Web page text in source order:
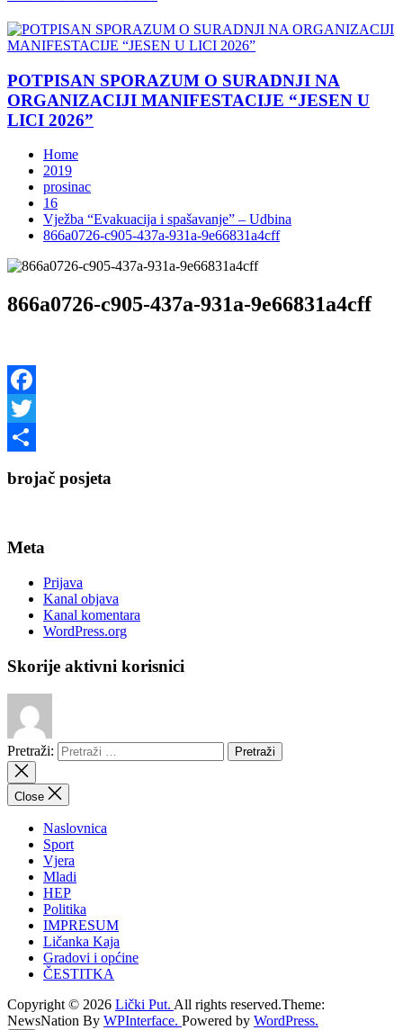
POTPISAN SPORAZUM O SURADNJI NA
ORGANIZACIJI MANIFESTACIJE “JESEN U
LICI 2026”
Home
2019
prosinac
16
Vježba “Evakuacija i spašavanje” – Udbina
866a0726-c905-437a-931a-9e66831a4cff
866a0726-c905-437a-931a-9e66831a4cff
Facebook
Twitter
brojač posjeta
Meta
Prijava
Kanal objava
Kanal komentara
WordPress.org
Skorije aktivni korisnici
Pretraži:
Close
Naslovnica
Sport
Vjera
Mladi
HEP
Politika
IMPRESUM
Ličanka Kaja
Gradovi i općine
ČESTITKA
Copyright © 2026 Lički Put. All rights reserved.Theme:
NewsNation By WPInterface. Powered by WordPress.